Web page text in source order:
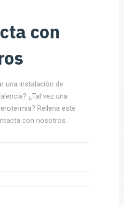
con
una instalación de
¿Tal vez una
Rellena este
con nosotros.